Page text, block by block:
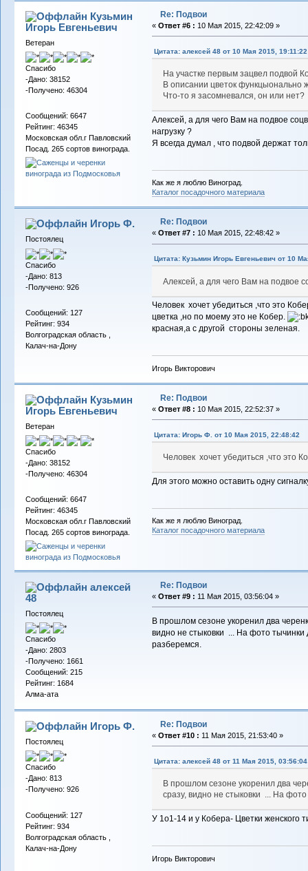
Кузьмин
Игорь Евгеньевич
Ветеран
Спасибо
-Дано: 38152
-Получено: 46304
Сообщений: 6647
Рейтинг: 46345
Московская обл.г Павловский
Посад. 265 сортов винограда.
Re: Подвои
« Ответ #6 : 10 Мая 2015, 22:42:09 »
Цитата: алексей 48 от 10 Мая 2015, 19:11:22
На участке первым зацвел подвой
В описании цветок функцыонально
Что-то я засомневался, он или нет?
Алексей, а для чего Вам на подвое
нагрузку ?
Я всегда думал , что подвой держат
Как же я люблю Виноград.
Каталог посадочного материала
Игорь Ф.
Постоялец
Спасибо
-Дано: 813
-Получено: 926
Сообщений: 127
Рейтинг: 934
Волгоградская область ,
Калач-на-Дону
Re: Подвои
« Ответ #7 : 10 Мая 2015, 22:48:42 »
Цитата: Кузьмин Игорь Евгеньевич от 10
Алексей, а для чего Вам на подвое
Человек хочет убедиться ,что это
цветка ,но по моему это не Кобер.
красная,а с другой стороны зеленая.
Игорь Викторович
Кузьмин
Игорь Евгеньевич
Ветеран
Спасибо
-Дано: 38152
-Получено: 46304
Сообщений: 6647
Рейтинг: 46345
Московская обл.г Павловский
Посад. 265 сортов винограда.
Re: Подвои
« Ответ #8 : 10 Мая 2015, 22:52:37 »
Цитата: Игорь Ф. от 10 Мая 2015, 22:48:42
Человек хочет убедиться ,что это
Для этого можно оставить одну
Как же я люблю Виноград.
Каталог посадочного материала
алексей
48
Постоялец
Спасибо
-Дано: 2803
-Получено: 1661
Сообщений: 215
Рейтинг: 1684
Алма-ата
Re: Подвои
« Ответ #9 : 11 Мая 2015, 03:56:04 »
В прошлом сезоне укоренил два
видно не стыковки ... На фото
разберемся.
Игорь Ф.
Постоялец
Спасибо
-Дано: 813
-Получено: 926
Сообщений: 127
Рейтинг: 934
Волгоградская область ,
Калач-на-Дону
Re: Подвои
« Ответ #10 : 11 Мая 2015, 21:53:40 »
Цитата: алексей 48 от 11 Мая 2015, 03:56:04
В прошлом сезоне укоренил два
сразу, видно не стыковки ... На
У 1о1-14 и у Кобера- Цветки женского
Игорь Викторович